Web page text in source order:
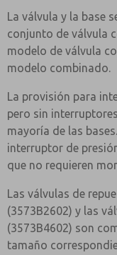
La válvula y la base
conjunto de válvula
modelo de válvula
modelo combinado.
La provisión para
pero sin
mayoría de las
interruptor de
que no requieren
Las válvulas de
(3573B2602) y las
(3573B4602) son
tamaño